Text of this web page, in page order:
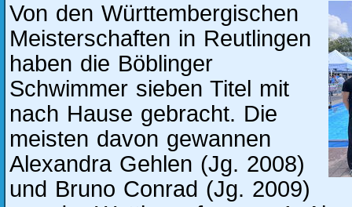
Von den Württembergischen
Meisterschaften in Reutlingen
haben die Böblinger
Schwimmer sieben Titel mit
nach Hause gebracht. Die
meisten davon gewannen
Alexandra Gehlen (Jg. 2008)
und Bruno Conrad (Jg. 2009)